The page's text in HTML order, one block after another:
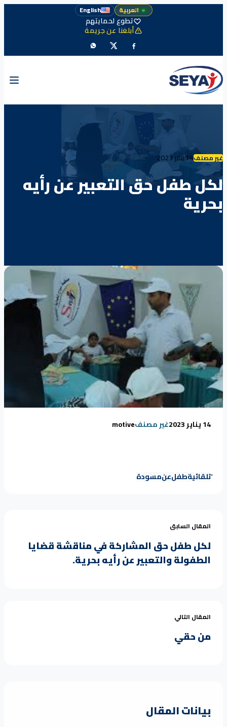
العربية English
تطوع لحمايتهم
أبلغنا عن جريمة
غير مصنف14 يناير 2023
لكل طفل حق التعبير عن رأيه
بحرية
14 يناير 2023 غير مصنفmotive
تلقائيةطفلعنمسودة
المقال السابق
لكل طفل حق المشاركة في مناقشة قضايا
الطفولة والتعبير عن رأيه بحرية.
المقال التالي
من حقي
بيانات المقال